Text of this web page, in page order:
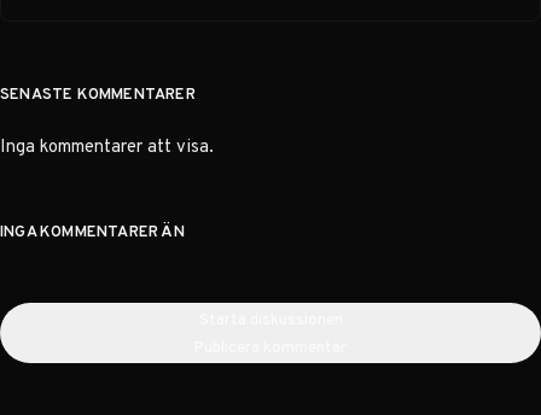
SENASTE KOMMENTARER
Inga kommentarer att visa.
INGA KOMMENTARER ÄN